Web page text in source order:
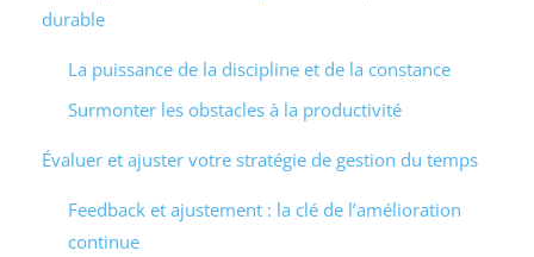
durable
La puissance de la discipline et de la constance
Surmonter les obstacles à la productivité
Évaluer et ajuster votre stratégie de gestion du temps
Feedback et ajustement : la clé de l’amélioration
continue